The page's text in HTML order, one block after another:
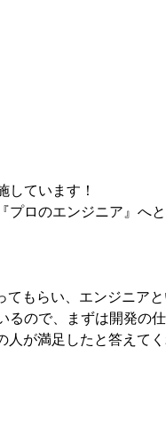
ています！
ロのエンジニア』へ
もらい、エンジニア
るので、まずは開発の
が満足したと答えてく